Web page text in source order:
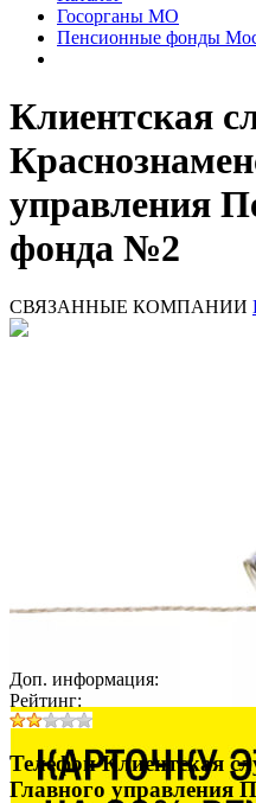
Госорганы МО
Пенсионные фонды
Клиентская
управления
фонда №2
СВЯЗАННЫЕ КОМПАНИИ
Доп. информация:
Рейтинг:
Телефон Клиентская
Главного управления